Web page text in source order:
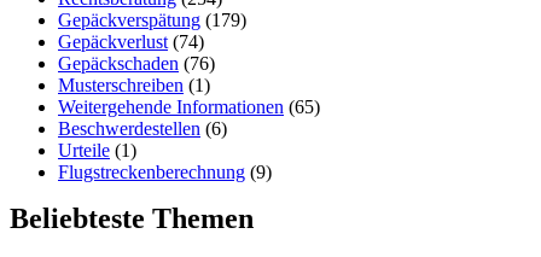
Gepäckverspätung (179)
Gepäckverlust (74)
Gepäckschaden (76)
Musterschreiben (1)
Weitergehende Informationen (65)
Beschwerdestellen (6)
Urteile (1)
Flugstreckenberechnung (9)
Beliebteste Themen